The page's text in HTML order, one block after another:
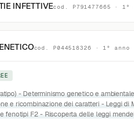
INFETTIVEcod. P791477665 ·
cod. P044518326 · 1°
- Determinismo genetico e
e ricombinazione dei caratteri - Leggi di
fenotipi F2 - Riscoperta delle leggi